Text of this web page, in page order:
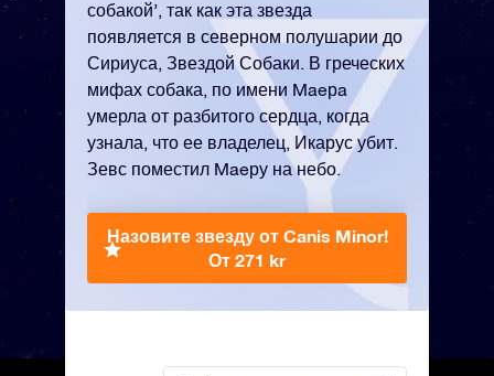
собакой’, так как эта звезда
появляется в северном полушарии до
Сириуса, Звездой Собаки. В греческих
мифах собака, по имени Maeрa
умерла от разбитого сердца, когда
узнала, что ее владелец, Икарус убит.
Зевс поместил Maeру на небо.
Назовите звезду от Canis Minor!
От 271 kr